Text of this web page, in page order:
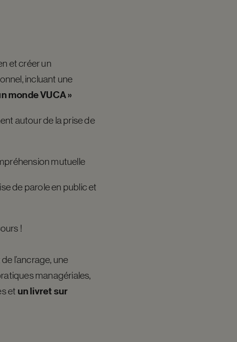
et créer un
incluant une
monde VUCA »
autour de la prise de
mutuelle
de parole en public et
!
l’ancrage, une
managériales,
et un livret sur